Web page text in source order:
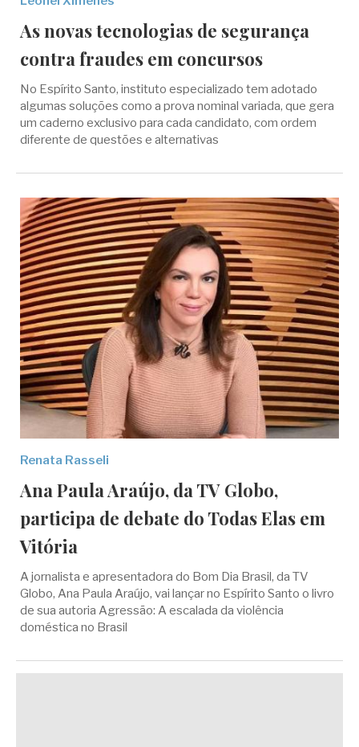
As novas tecnologias de segurança
contra fraudes em concursos
No Espírito Santo, instituto especializado tem adotado
algumas soluções como a prova nominal variada, que gera
um caderno exclusivo para cada candidato, com ordem
diferente de questões e alternativas
Renata Rasseli
Ana Paula Araújo, da TV Globo,
participa de debate do Todas Elas em
Vitória
A jornalista e apresentadora do Bom Dia Brasil, da TV
Globo, Ana Paula Araújo, vai lançar no Espírito Santo o livro
de sua autoria Agressão: A escalada da violência
doméstica no Brasil